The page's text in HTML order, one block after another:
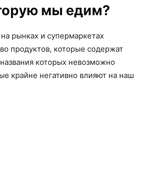
мы едим?
рынках и супермаркетах
продуктов, которые содержат
которых невозможно
крайне негативно влияют на наш